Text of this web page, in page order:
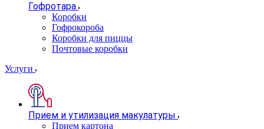
Гофротара
Коробки
Гофрокороба
Коробки для пиццы
Почтовые коробки
Услуги
Прием и утилизация макулатуры
Прием картона